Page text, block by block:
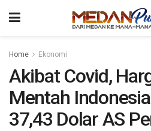
Home Ekonomi
Akibat Covid,
Mentah
37,43 Dolar AS